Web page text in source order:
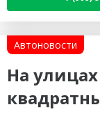
Автоновости
На